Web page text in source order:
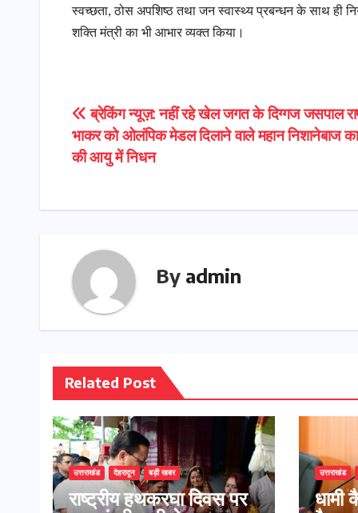
स्वच्छता, ठोस अपशिष्ठ तथा जन स्वास्थ्य प्रबन्धन के साथ ही
शक्ति मंत्री का भी आभार व्यक्त किया।
Post
navigation
ब्रेकिंग न्यूज़: नहीं रहे खेल जगत के दिग्गज जसपाल
भाकर को ओलंपिक मेडल दिलाने वाले महान निशानेबाज
की आयु में निधन
By admin
Related Post
उत्तराखंड देहरादून बड़ी खबर
राष्ट्रीय हथकरघा दिवस पर
उत्तराखंड
​धामी